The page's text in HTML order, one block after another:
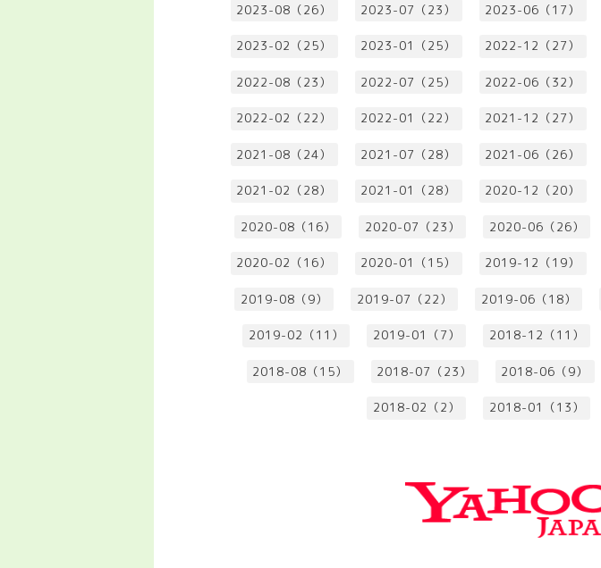
2023-08（26） 2023-07（23） 2023-06（17）
2023-02（25） 2023-01（25） 2022-12（27）
2022-08（23） 2022-07（25） 2022-06（32）
2022-02（22） 2022-01（22） 2021-12（27）
2021-08（24） 2021-07（28） 2021-06（26）
2021-02（28） 2021-01（28） 2020-12（20）
2020-08（16） 2020-07（23） 2020-06（26）
2020-02（16） 2020-01（15） 2019-12（19）
2019-08（9） 2019-07（22） 2019-06（18）
2019-02（11） 2019-01（7） 2018-12（11）
2018-08（15） 2018-07（23） 2018-06（9）
2018-02（2） 2018-01（13）